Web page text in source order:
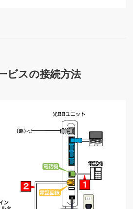
ビスの接続方法